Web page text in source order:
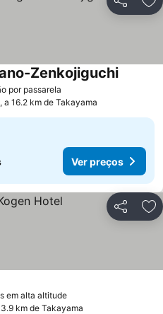
Partilhar
por passarela
Zenkojiguchi
a 16.2 km de Takayama
Ver preços
Partilhar
em alta altitude
km de Takayama